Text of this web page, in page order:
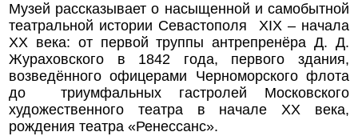
Музей рассказывает о насыщенной и самобытной
театральной истории Севастополя XIX – начала
XX века: от первой труппы антрепренёра Д. Д.
Жураховского в 1842 года, первого здания,
возведённого офицерами Черноморского флота
до триумфальных гастролей Московского
художественного театра в начале XX века,
рождения театра «Ренессанс».